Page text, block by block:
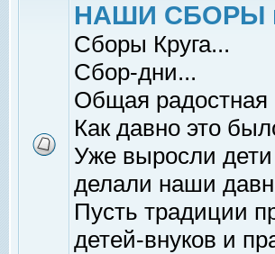
НАШИ СБОРЫ
Сборы Круга...
Сбор-дни...
Общая радостная
Как давно это
Уже выросли дети
делали наши
Пусть традиции
детей-внуков и